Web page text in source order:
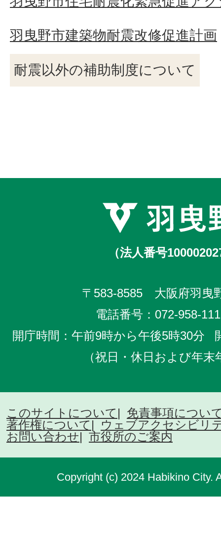
羽曳野市建築物耐震改修促進計画
耐震以外の補助制度について
（法人番号
〒583-8585 大阪府羽曳
電話番号： 072-958-
開庁時間：午前9時から午後5時30分
（祝日・休日および年
このサイトについて
免責事項につい
著作権について
ウェブアクセシビリ
お問い合わせ
市役所のご案内
Copyright (c) 2024 Habikino City.